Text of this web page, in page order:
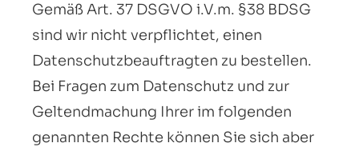
Gemäß Art. 37 DSGVO i.V.m. §38 BDSG
sind wir nicht verpflichtet, einen
Datenschutzbeauftragten zu bestellen.
Bei Fragen zum Datenschutz und zur
Geltendmachung Ihrer im folgenden
genannten Rechte können Sie sich aber